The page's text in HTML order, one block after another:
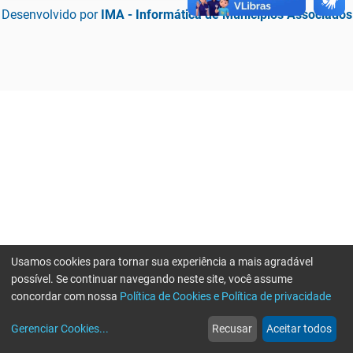
Desenvolvido por IMA - Informática de Municípios Associados
web
Notícias
more_horiz
Mais
Usamos cookies para tornar sua experiência a mais agradável
possível. Se continuar navegando neste site, você assume
concordar com nossa Política de Cookies e Política de privacidade
Gerenciar Cookies... Recusar Aceitar todos
Erro ao enviar informações, por favor tente novamente